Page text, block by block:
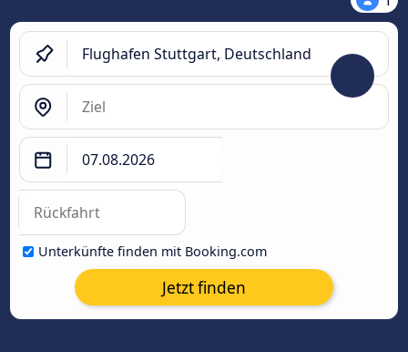
Unterkünfte finden mit Booking.com
Jetzt finden